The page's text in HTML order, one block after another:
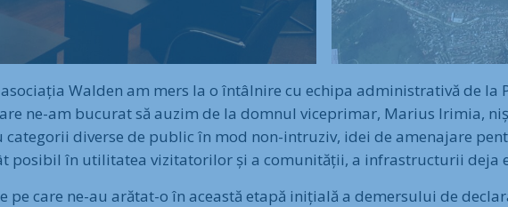
Walden am mers la o întâlnire cu echipa administrativă de
ne-am bucurat să auzim de la domnul viceprimar, Marius Irimia,
diverse de public în mod non-intruziv, idei de amenajare
posibil în utilitatea vizitatorilor și a comunității, a infrastructurii deja
care ne-au arătat-o în această etapă inițială a demersului de